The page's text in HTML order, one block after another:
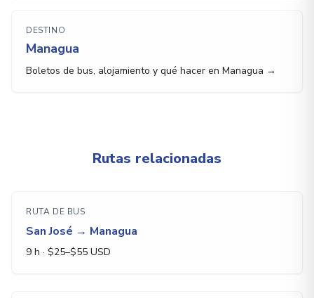
DESTINO
Managua
Boletos de bus, alojamiento y qué hacer en Managua →
Rutas relacionadas
RUTA DE BUS
San José → Managua
9 h · $25–$55 USD